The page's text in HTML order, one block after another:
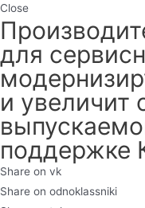
Close
для
и увеличит
поддержке
Share on vk
Share on odnoklassniki